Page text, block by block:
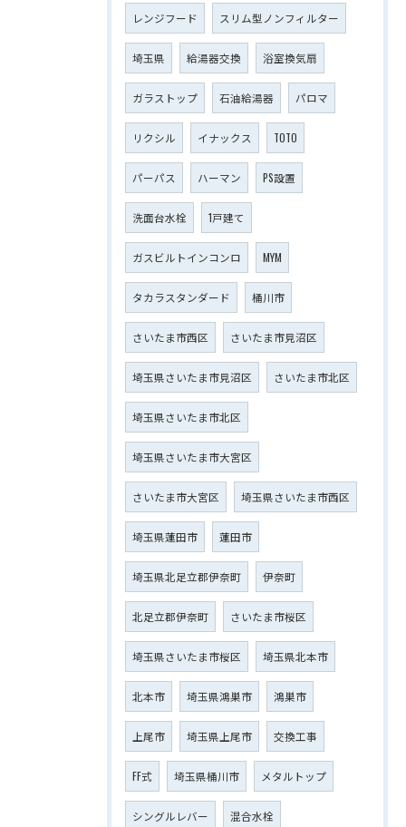
レンジフード スリム型ノンフィルター
埼玉県 給湯器交換 浴室換気扇
ガラストップ 石油給湯器 パロマ
リクシル イナックス TOTO
パーパス ハーマン PS設置
洗面台水栓 1戸建て
ガスビルトインコンロ MYM
タカラスタンダード 桶川市
さいたま市西区 さいたま市見沼区
埼玉県さいたま市見沼区 さいたま市北区
埼玉県さいたま市北区
埼玉県さいたま市大宮区
さいたま市大宮区 埼玉県さいたま市西区
埼玉県蓮田市 蓮田市
埼玉県北足立郡伊奈町 伊奈町
北足立郡伊奈町 さいたま市桜区
埼玉県さいたま市桜区 埼玉県北本市
北本市 埼玉県鴻巣市 鴻巣市
上尾市 埼玉県上尾市 交換工事
FF式 埼玉県桶川市 メタルトップ
シングルレバー 混合水栓